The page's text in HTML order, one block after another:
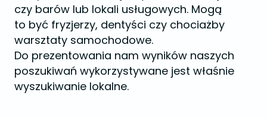
czy barów lub lokali usługowych. Mogą
to być fryzjerzy, dentyści czy chociażby
warsztaty samochodowe.
Do prezentowania nam wyników naszych
poszukiwań wykorzystywane jest właśnie
wyszukiwanie lokalne.